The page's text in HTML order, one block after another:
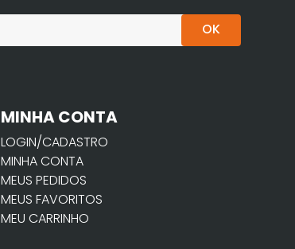
OK
MINHA CONTA
LOGIN/CADASTRO
MINHA CONTA
MEUS PEDIDOS
MEUS FAVORITOS
MEU CARRINHO